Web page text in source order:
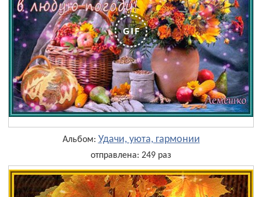
Альбом: Удачи, уюта, гармонии
отправлена: 249 раз